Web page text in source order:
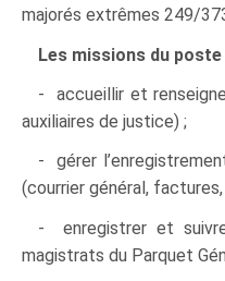
majorés extrêmes 249/
Les missions du
- accueillir et
auxiliaires de justice) ;
- gérer
(courrier général,
- enregistrer et
magistrats du Parquet